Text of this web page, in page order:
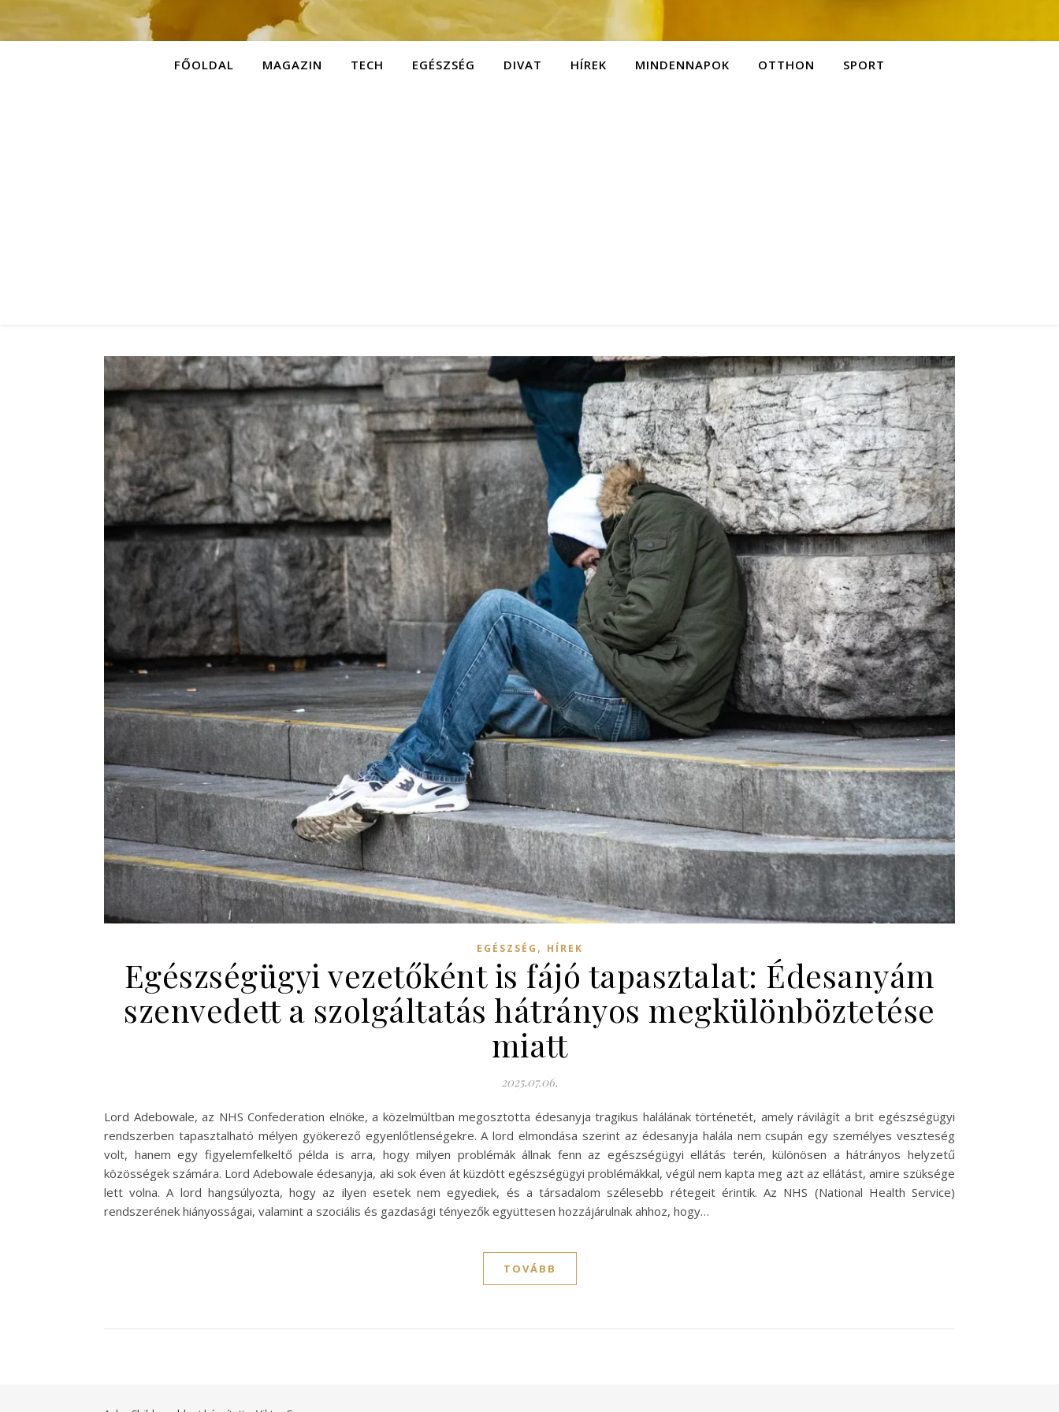
FŐOLDAL MAGAZIN TECH EGÉSZSÉG DIVAT HÍREK MINDENNAPOK OTTHON SPORT
EGÉSZSÉG , HÍREK
Egészségügyi vezetőként is fájó tapasztalat: Édesanyám
szenvedett a szolgáltatás hátrányos megkülönböztetése
miatt
2025.07.06.
Lord Adebowale, az NHS Confederation elnöke, a közelmúltban megosztotta édesanyja tragikus halálának történetét, amely rávilágít a brit egészségügyi
rendszerben tapasztalható mélyen gyökerező egyenlőtlenségekre. A lord elmondása szerint az édesanyja halála nem csupán egy személyes veszteség
volt, hanem egy figyelemfelkeltő példa is arra, hogy milyen problémák állnak fenn az egészségügyi ellátás terén, különösen a hátrányos helyzetű
közösségek számára. Lord Adebowale édesanyja, aki sok éven át küzdött egészségügyi problémákkal, végül nem kapta meg azt az ellátást, amire szüksége
lett volna. A lord hangsúlyozta, hogy az ilyen esetek nem egyediek, és a társadalom szélesebb rétegeit érintik. Az NHS (National Health Service)
rendszerének hiányosságai, valamint a szociális és gazdasági tényezők együttesen hozzájárulnak ahhoz, hogy…
TOVÁBB